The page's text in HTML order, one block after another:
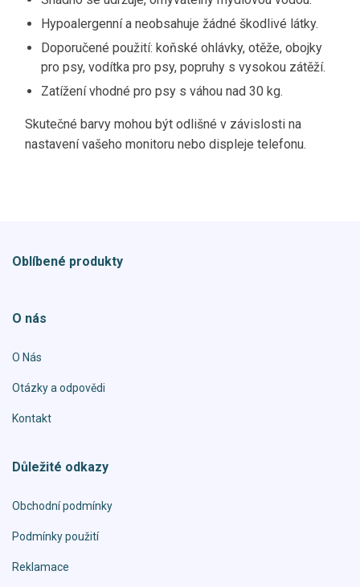
Hypoalergenní a neobsahuje žádné škodlivé látky.
Doporučené použití: koňské ohlávky, otěže, obojky
pro psy, vodítka pro psy, popruhy s vysokou zátěží.
Zatížení vhodné pro psy s váhou nad 30 kg.
Skutečné barvy mohou být odlišné v závislosti na
nastavení vašeho monitoru nebo displeje telefonu.
Oblíbené produkty
O nás
O Nás
Otázky a odpovědi
Kontakt
Důležité odkazy
Obchodní podmínky
Podmínky použití
Reklamace